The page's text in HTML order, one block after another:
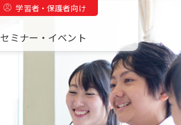
学習者・保護者向け
セミナー・イベント